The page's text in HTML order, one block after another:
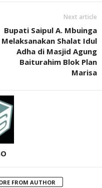
Next article
Bupati Saipul A. Mbuinga
Melaksanakan Shalat Idul
Adha di Masjid Agung
Baiturahim Blok Plan
Marisa
FROM AUTHOR